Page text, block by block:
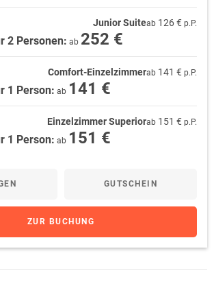
Junior Suiteab 126 € p.P.
2 Personen: ab 252 €
Comfort-Einzelzimmerab 141 € p.P.
1 Person: ab 141 €
Einzelzimmer Superiorab 151 € p.P.
1 Person: ab 151 €
GUTSCHEIN
ZUR BUCHUNG